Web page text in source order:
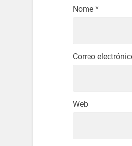
Nome *
Correo
Web